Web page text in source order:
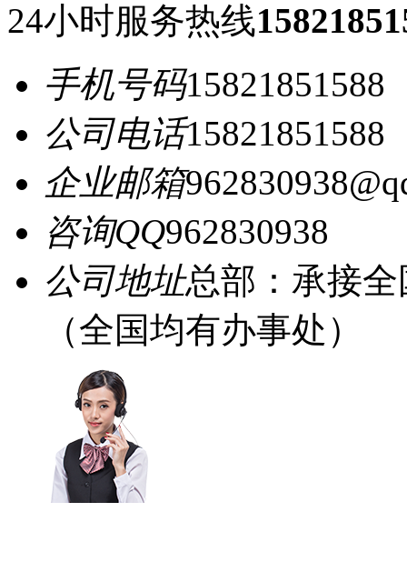
24小时服务热线
手机号码15821851588
公司电话15821851588
企业邮箱
咨询QQ962830938
公司地址总部：承接
（全国均有办事处）